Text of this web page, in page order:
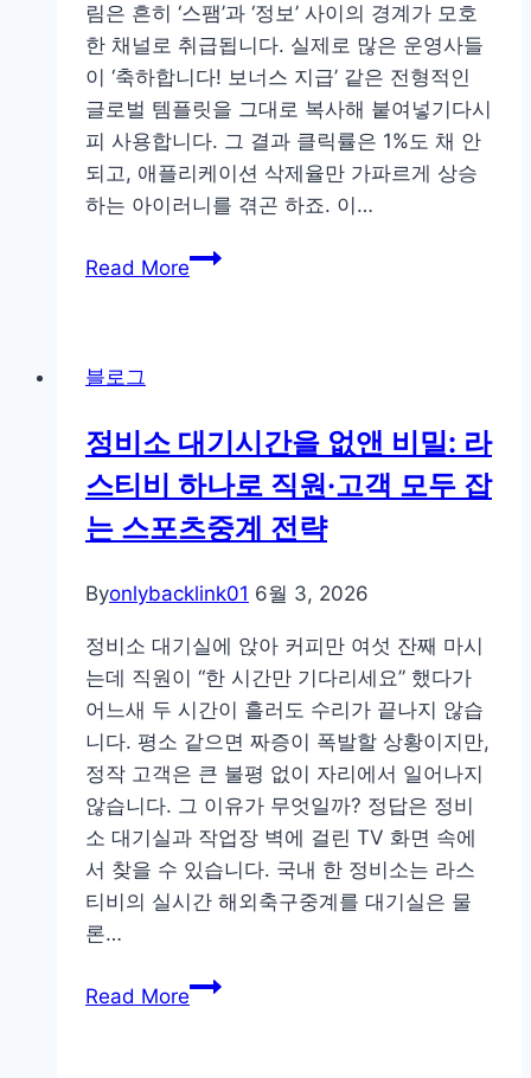
림은 흔히 ‘스팸’과 ‘정보’ 사이의 경계가 모호
한 채널로 취급됩니다. 실제로 많은 운영사들
이 ‘축하합니다! 보너스 지급’ 같은 전형적인
글로벌 템플릿을 그대로 복사해 붙여넣기다시
피 사용합니다. 그 결과 클릭률은 1%도 채 안
되고, 애플리케이션 삭제율만 가파르게 상승
하는 아이러니를 겪곤 하죠. 이…
Read More3
시
알
림
클
률
3
배
오
른
비
결:
BLUE
SKY
SOLUTION
일
블로그
정비소 대기시간을 없앤 비밀: 라
스티비 하나로 직원·고객 모두 잡
는 스포츠중계 전략
Byonlybacklink01 6월 3, 2026
정비소 대기실에 앉아 커피만 여섯 잔째 마시
는데 직원이 “한 시간만 기다리세요” 했다가
어느새 두 시간이 흘러도 수리가 끝나지 않습
니다. 평소 같으면 짜증이 폭발할 상황이지만,
정작 고객은 큰 불평 없이 자리에서 일어나지
않습니다. 그 이유가 무엇일까? 정답은 정비
소 대기실과 작업장 벽에 걸린 TV 화면 속에
서 찾을 수 있습니다. 국내 한 정비소는 라스
티비의 실시간 해외축구중계를 대기실은 물
론…
Read More정